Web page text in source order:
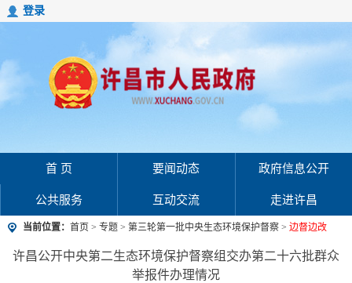
登录
首 页 要闻动态 政府信息公开
公共服务 互动交流 走进许昌
当前位置： 首页 > 专题 > 第三轮第一批中央生态环境保护督察 > 边督边改
许昌公开中央第二生态环境保护督察组交办第二十六批群众
举报件办理情况